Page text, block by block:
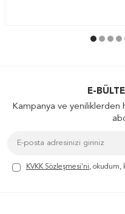
E-
Kampanya ve
KVKK Sözleşmesi'ni, okudum,